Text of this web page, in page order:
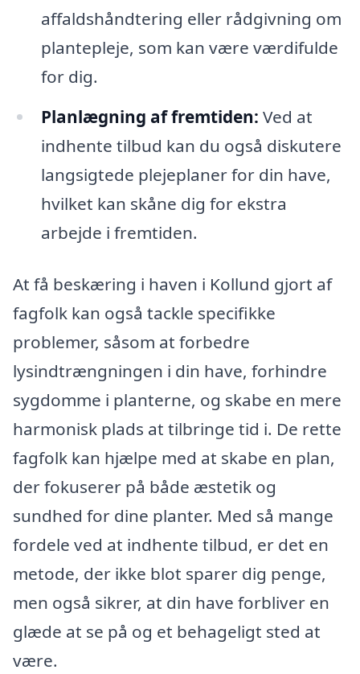
affaldshåndtering eller rådgivning om
plantepleje, som kan være værdifulde
for dig.
Planlægning af fremtiden: Ved at
indhente tilbud kan du også diskutere
langsigtede plejeplaner for din have,
hvilket kan skåne dig for ekstra
arbejde i fremtiden.
At få beskæring i haven i Kollund gjort af
fagfolk kan også tackle specifikke
problemer, såsom at forbedre
lysindtrængningen i din have, forhindre
sygdomme i planterne, og skabe en mere
harmonisk plads at tilbringe tid i. De rette
fagfolk kan hjælpe med at skabe en plan,
der fokuserer på både æstetik og
sundhed for dine planter. Med så mange
fordele ved at indhente tilbud, er det en
metode, der ikke blot sparer dig penge,
men også sikrer, at din have forbliver en
glæde at se på og et behageligt sted at
være.